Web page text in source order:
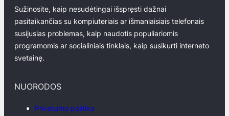
Sužinosite, kaip nesudėtingai išspręsti dažnai
pasitaikančias su kompiuteriais ar išmaniaisiais telefonais
susijusias problemas, kaip naudotis populiariomis
programomis ar socialiniais tinklais, kaip susikurti interneto
svetainę.
NUORODOS
Privatumo politika